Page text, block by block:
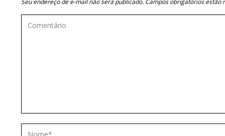
Seu endereço de e-mail não será publicado. Campos obrigatórios estão
Comentário
Nome *